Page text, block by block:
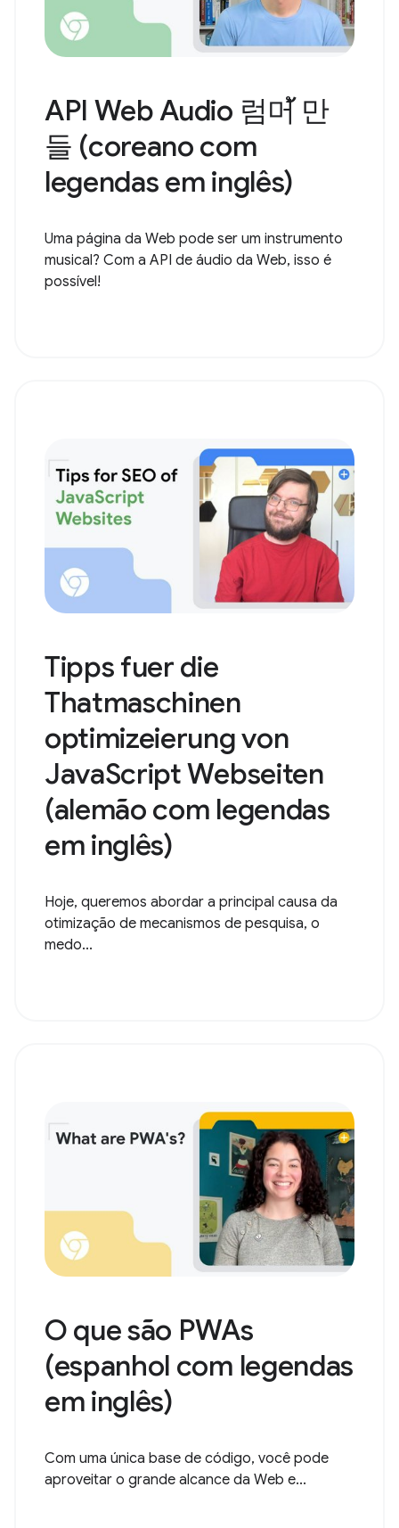
API Web Audio 럼머้ 만
들 (coreano com
legendas em inglês)
Uma página da Web pode ser um instrumento
musical? Com a API de áudio da Web, isso é
possível!
Tipps fuer die
Thatmaschinen
optimizeierung von
JavaScript Webseiten
(alemão com legendas
em inglês)
Hoje, queremos abordar a principal causa da
otimização de mecanismos de pesquisa, o
medo...
O que são PWAs
(espanhol com legendas
em inglês)
Com uma única base de código, você pode
aproveitar o grande alcance da Web e...